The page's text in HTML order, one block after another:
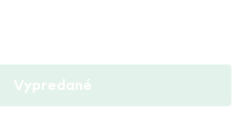
Vypredané